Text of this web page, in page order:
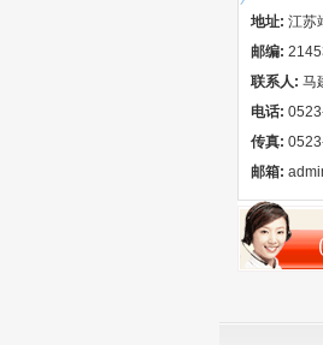
地址: 江苏
邮编:
联系人: 马
电话:
传真:
邮箱: